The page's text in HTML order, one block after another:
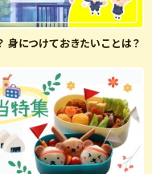
身につけておきたいことは？